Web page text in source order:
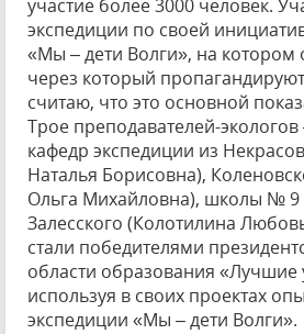
участие более 3000 человек.
экспедиции по своей
«Мы – дети Волги», на
через который
считаю, что это основной
Трое преподавателей-экологов
кафедр экспедиции из
Наталья Борисовна),
Ольга Михайловна), школы № 9
Залесского (Колотилина
стали победителями
области образования «Лучшие
используя в своих проектах
экспедиции «Мы – дети Волги».